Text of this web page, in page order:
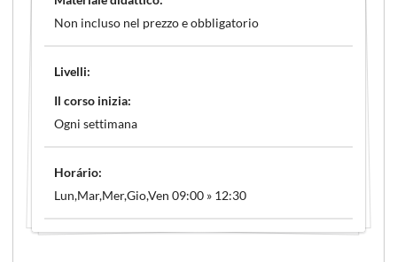
Non incluso nel prezzo e obbligatorio
Livelli:
Il corso inizia:
Ogni settimana
Horário:
Lun,Mar,Mer,Gio,Ven 09:00 » 12:30